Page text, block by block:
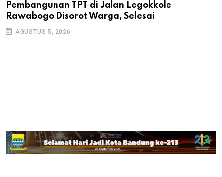
Pembangunan TPT di Jalan Legokkole
Rawabogo Disorot Warga, Selesai
AGUSTUS 5, 2026